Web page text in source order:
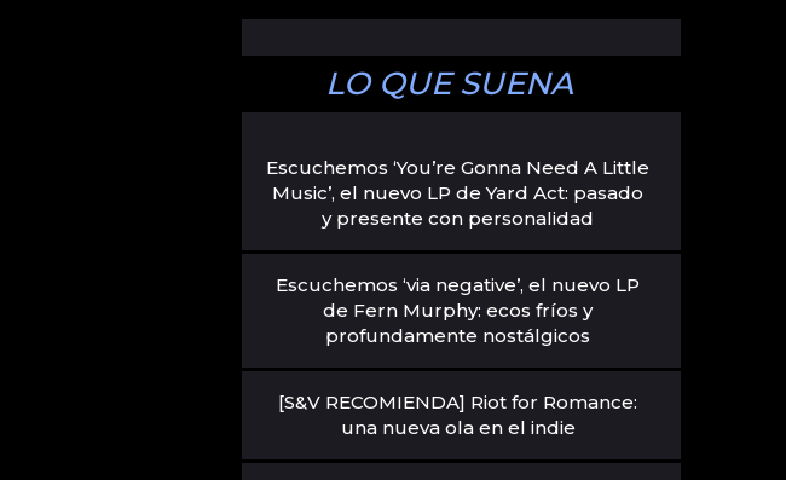
LO QUE SUENA
Escuchemos ‘You’re Gonna Need A Little
Music’, el nuevo LP de Yard Act: pasado
y presente con personalidad
Escuchemos ‘via negative’, el nuevo LP
de Fern Murphy: ecos fríos y
profundamente nostálgicos
[S&V RECOMIENDA] Riot for Romance:
una nueva ola en el indie